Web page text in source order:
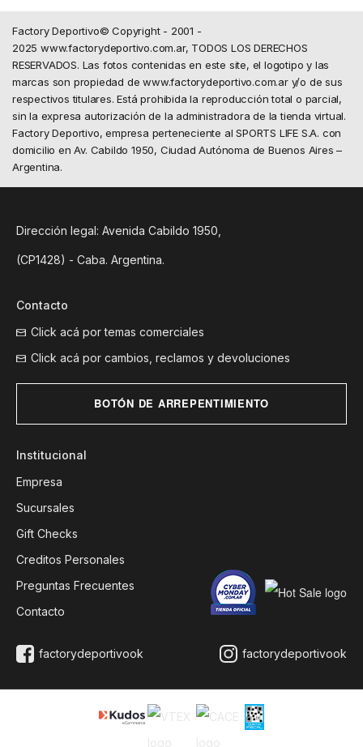
Factory Deportivo© Copyright - 2001 -
2025 www.factorydeportivo.com.ar, TODOS LOS DERECHOS
RESERVADOS. Las fotos contenidas en este site, el logotipo y las
marcas son propiedad de www.factorydeportivo.com.ar y/o de sus
respectivos titulares. Está prohibida la reproducción total o parcial,
sin la expresa autorización de la administradora de la tienda virtual.
Factory Deportivo, empresa perteneciente al SPORTS LIFE S.A. con
domicilio en Av. Cabildo 1950, Ciudad Autónoma de Buenos Aires –
Argentina.
Dirección legal: Avenida Cabildo 1950,
(CP1428) - Caba. Argentina.
Institucional
Empresa
Sucursales
Gift Checks
Creditos Personales
Preguntas Frecuentes
Contacto
Contacto
Click acá por temas comerciales
Click acá por cambios, reclamos y devoluciones
BOTÓN DE ARREPENTIMIENTO
factorydeportivook factorydeportivook